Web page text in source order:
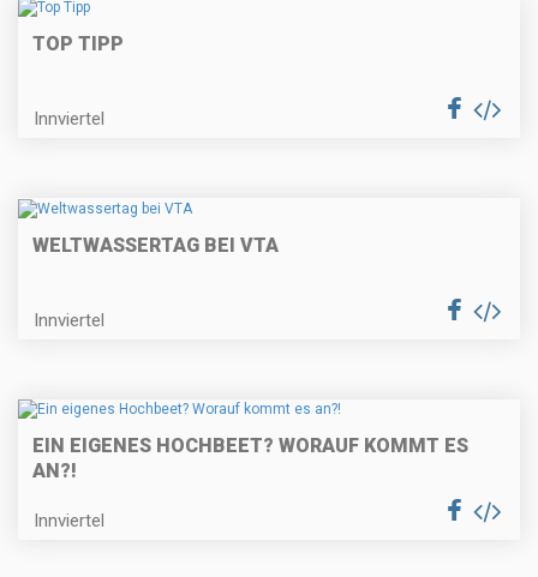
TOP TIPP
Innviertel
WELTWASSERTAG BEI VTA
Innviertel
EIN EIGENES HOCHBEET? WORAUF KOMMT ES
AN?!
Innviertel